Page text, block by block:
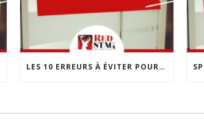
LES 10 ERREURS À ÉVITER POUR CRÉER SON ENTREPRISE